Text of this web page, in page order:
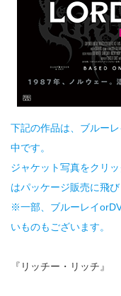
下記の作品は、ブルー
中です。
ジャケット写真をクリ
はパッケージ販売に飛
※一部、ブルーレイ
いものもございます。
『リッチー・リッチ』